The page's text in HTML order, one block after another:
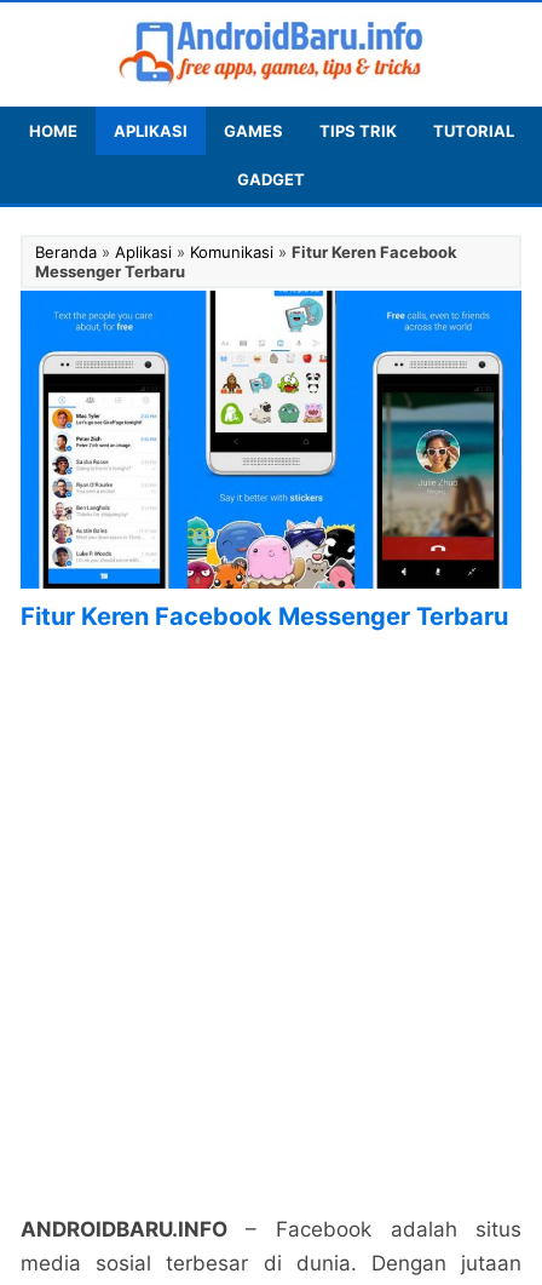
HOME APLIKASI GAMES TIPS TRIK TUTORIAL
GADGET
Beranda» Aplikasi» Komunikasi» Fitur Keren Facebook
Messenger Terbaru
Fitur Keren Facebook Messenger Terbaru
ANDROIDBARU.INFO– Facebook adalah situs
media sosial terbesar di dunia. Dengan jutaan